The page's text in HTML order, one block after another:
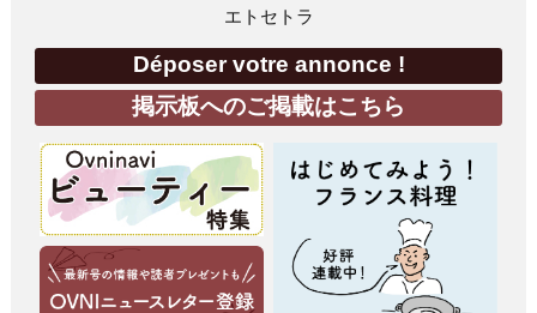
エトセトラ
Déposer votre annonce !
掲示板へのご掲載はこちら